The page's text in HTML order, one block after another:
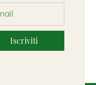
Iscriviti